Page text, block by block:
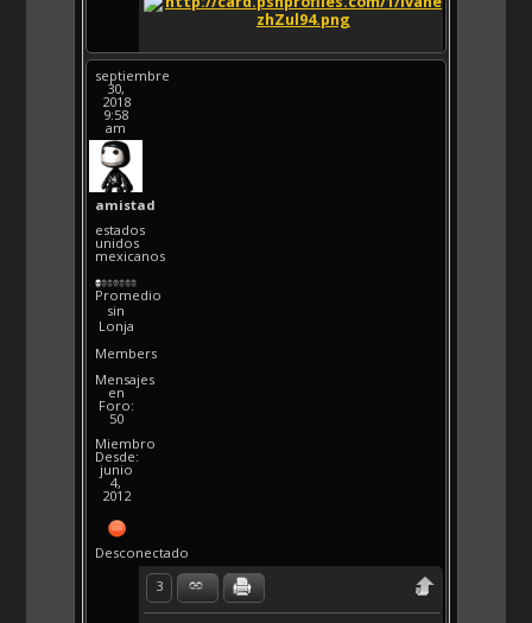
septiembre
30,
2018
9:58
am
amistad
estados
unidos
mexicanos
Promedio
sin
Lonja
Members
Mensajes
en
Foro:
50
Miembro
Desde:
junio
4,
2012
Desconectado
3